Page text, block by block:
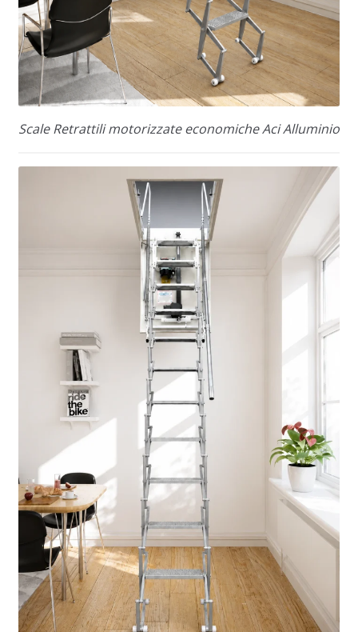
Scale Retrattili motorizzate economiche Aci Alluminio